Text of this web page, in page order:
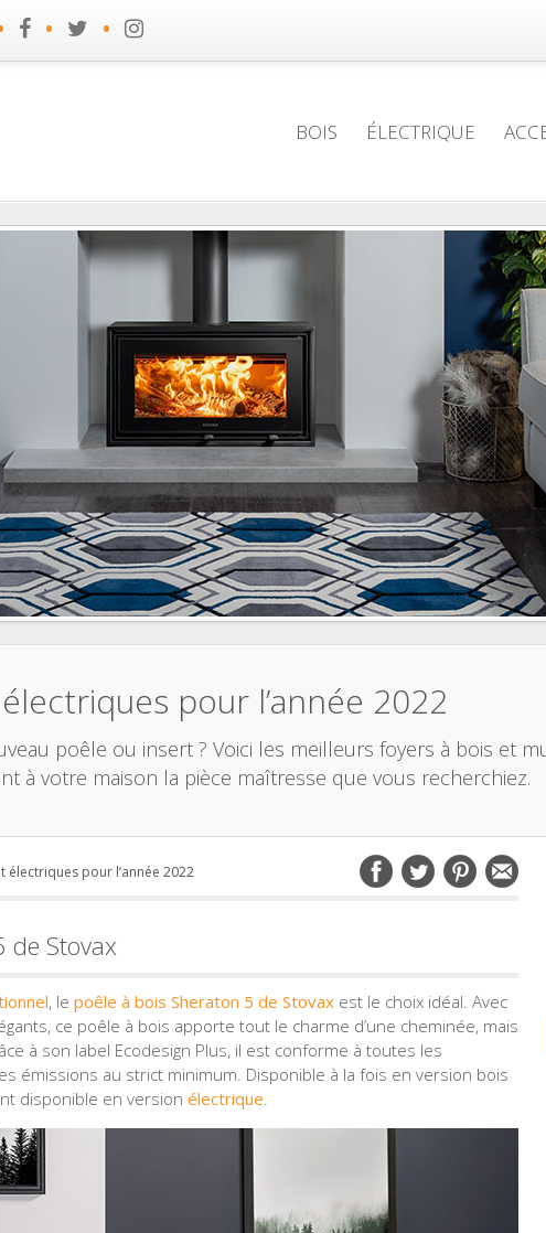
• •
BOIS ÉLECTRIQUE
pour l’année 2022
poêle ou insert ? Voici les meilleurs foyers à bois et
à votre maison la pièce maîtresse que vous recherchiez.
électriques pour l’année 2022
de Stovax
, le poêle à bois Sheraton 5 de Stovax est le choix idéal. Avec
ce poêle à bois apporte tout le charme d’une cheminée, mais
à son label Ecodesign Plus, il est conforme à toutes les
émissions au strict minimum. Disponible à la fois en version bois
disponible en version électrique.